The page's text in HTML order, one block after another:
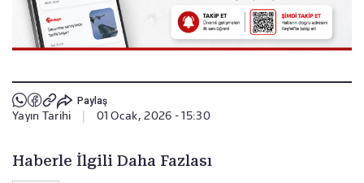
Paylaş
Yayın Tarihi 01 Ocak, 2026 - 15:30
Haberle İlgili Daha Fazlası